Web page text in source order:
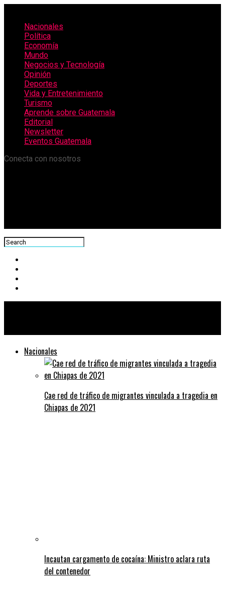
Nacionales
Política
Economía
Mundo
Negocios y Tecnología
Opinión
Deportes
Vida y Entretenimiento
Turismo
Aprende sobre Guatemala
Editorial
Newsletter
Eventos Guatemala
Conecta con nosotros
Nacionales
Cae red de tráfico de migrantes vinculada a tragedia en
Chiapas de 2021
Incautan cargamento de cocaína: Ministro aclara ruta
del contenedor